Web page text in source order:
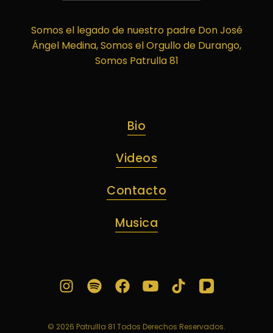
Somos el legado de nuestro padre Don José
Ángel Medina, Somos el Orgullo de Durango,
Somos Patrulla 81
Bio
Videos
Contacto
Musica
Instagram
SpotifyFacebook
Youtube
TikTok
© 2026 Patrullla 81 Todos Derechos Reservados.